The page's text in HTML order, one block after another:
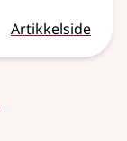
Artikkelside